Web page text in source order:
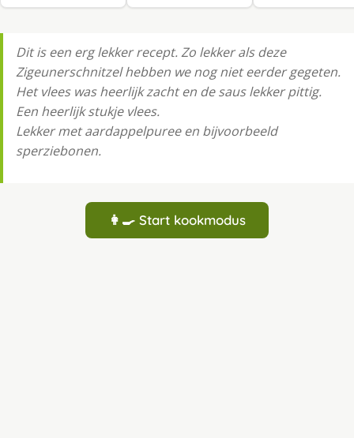
Dit is een erg lekker recept. Zo lekker als deze
Zigeunerschnitzel hebben we nog niet eerder gegeten.
Het vlees was heerlijk zacht en de saus lekker pittig.
Een heerlijk stukje vlees.
Lekker met aardappelpuree en bijvoorbeeld
sperziebonen.
👩‍🍳 Start kookmodus